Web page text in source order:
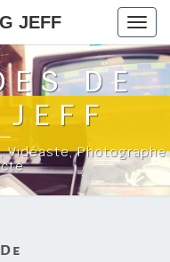
JEFF
DE
JEFF
Vidéaste, Photographe